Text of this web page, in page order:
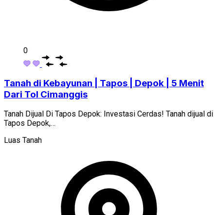
0
Tanah di Kebayunan | Tapos | Depok | 5 Menit
Dari Tol Cimanggis
Tanah Dijual Di Tapos Depok: Investasi Cerdas! Tanah dijual di
Tapos Depok,…
Luas Tanah